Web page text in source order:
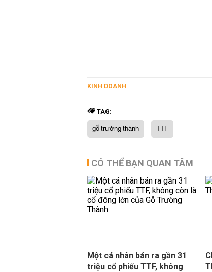
KINH DOANH
TAG:
gỗ trường thành TTF
CÓ THỂ BẠN QUAN TÂM
Một cá nhân bán ra gần 31
triệu cổ phiếu TTF, không